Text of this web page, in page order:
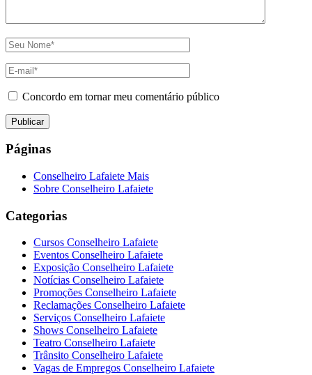
Concordo em tornar meu comentário público
Páginas
Conselheiro Lafaiete Mais
Sobre Conselheiro Lafaiete
Categorias
Cursos Conselheiro Lafaiete
Eventos Conselheiro Lafaiete
Exposição Conselheiro Lafaiete
Notícias Conselheiro Lafaiete
Promoções Conselheiro Lafaiete
Reclamações Conselheiro Lafaiete
Serviços Conselheiro Lafaiete
Shows Conselheiro Lafaiete
Teatro Conselheiro Lafaiete
Trânsito Conselheiro Lafaiete
Vagas de Empregos Conselheiro Lafaiete